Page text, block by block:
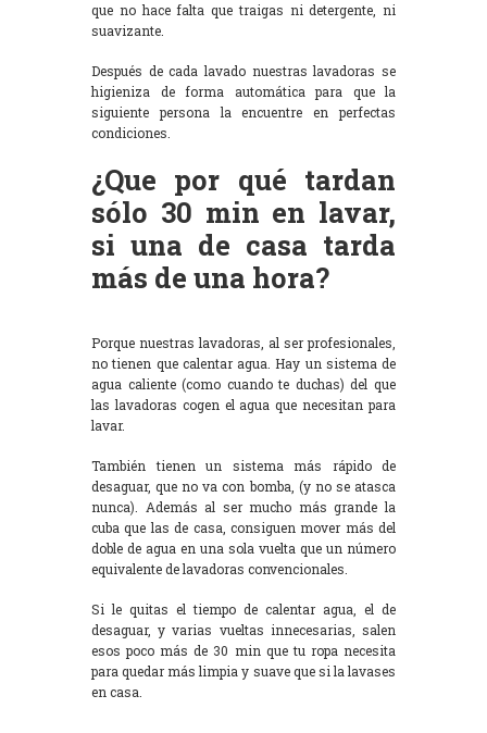
que no hace falta que traigas ni detergente, ni
suavizante.
Después de cada lavado nuestras lavadoras se
higieniza de forma automática para que la
siguiente persona la encuentre en perfectas
condiciones.
¿Que por qué tardan
sólo 30 min en lavar,
si una de casa tarda
más de una hora?
Porque nuestras lavadoras, al ser profesionales,
no tienen que calentar agua. Hay un sistema de
agua caliente (como cuando te duchas) del que
las lavadoras cogen el agua que necesitan para
lavar.
También tienen un sistema más rápido de
desaguar, que no va con bomba, (y no se atasca
nunca). Además al ser mucho más grande la
cuba que las de casa, consiguen mover más del
doble de agua en una sola vuelta que un número
equivalente de lavadoras convencionales.
Si le quitas el tiempo de calentar agua, el de
desaguar, y varias vueltas innecesarias, salen
esos poco más de 30 min que tu ropa necesita
para quedar más limpia y suave que si la lavases
en casa.